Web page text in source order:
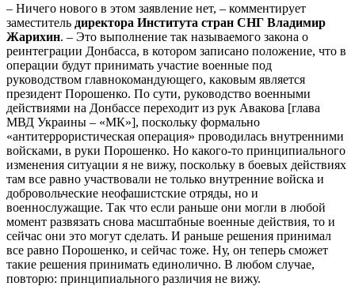
– Ничего нового в этом заявление нет, – комментирует
заместитель директора Института стран СНГ Владимир
Жарихин. – Это выполнение так называемого закона о
реинтеграции Донбасса, в котором записано положение, что в
операции будут принимать участие военные под
руководством главнокомандующего, каковым является
президент Порошенко. По сути, руководство военными
действиями на Донбассе переходит из рук Авакова [глава
МВД Украины – «МК»], поскольку формально
«антитеррористическая операция» проводилась внутренними
войсками, в руки Порошенко. Но какого-то принципиального
изменения ситуации я не вижу, поскольку в боевых действиях
там все равно участвовали не только внутренние войска и
добровольческие неофашистские отряды, но и
военнослужащие. Так что если раньше они могли в любой
момент развязать снова масштабные военные действия, то и
сейчас они это могут сделать. И раньше решения принимал
все равно Порошенко, и сейчас тоже. Ну, он теперь сможет
такие решения принимать единолично. В любом случае,
повторю: принципиального различия не вижу.